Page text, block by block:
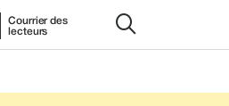
Courrier des
lecteurs